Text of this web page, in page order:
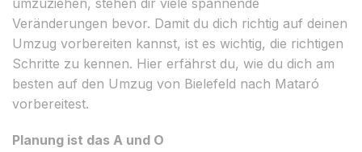
Veränderungen bevor. Damit du dich richtig auf deinen
Umzug vorbereiten kannst, ist es wichtig, die richtigen
Schritte zu kennen. Hier erfährst du, wie du dich am
besten auf den Umzug von Bielefeld nach Mataró
vorbereitest.
Planung ist das A und O